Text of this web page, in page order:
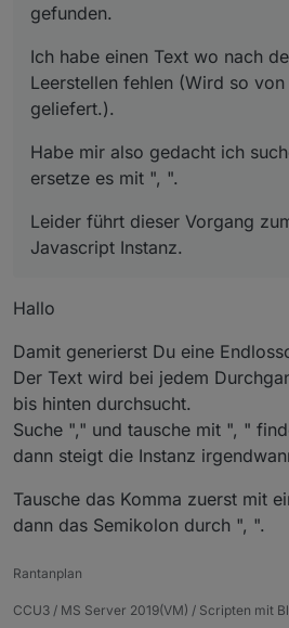
gefunden.
Ich habe einen Text wo nach
Leerstellen fehlen (Wird so
geliefert.).
Habe mir also gedacht ich
ersetze es mit ", ".
Leider führt dieser Vorgang
Javascript Instanz.
Hallo
Damit generierst Du eine
Der Text wird bei jedem
bis hinten durchsucht.
Suche "," und tausche mit ", "
dann steigt die Instanz
Tausche das Komma zuerst mit
dann das Semikolon durch ", ".
Rantanplan
CCU3 / MS Server 2019(VM) / Scripten mit